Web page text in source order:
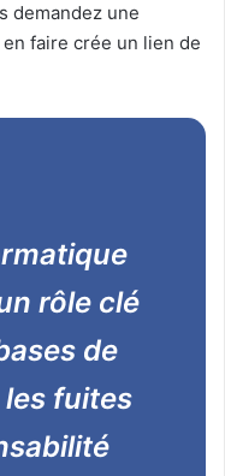
demandez une
faire crée un lien de
rôle clé
de
fuites